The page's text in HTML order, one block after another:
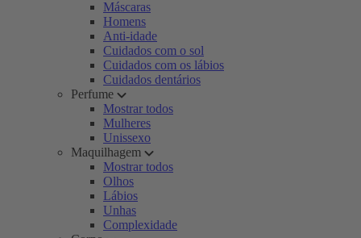
Máscaras
Homens
Anti-idade
Cuidados com o sol
Cuidados com os lábios
Cuidados dentários
Perfume
Mostrar todos
Mulheres
Unissexo
Maquilhagem
Mostrar todos
Olhos
Lábios
Unhas
Complexidade